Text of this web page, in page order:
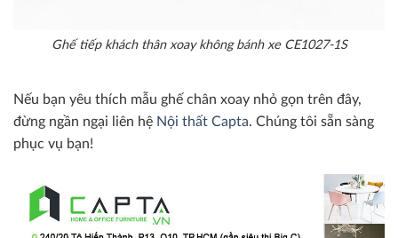
Ghế tiếp khách thân xoay không bánh xe CE1027-1S
Nếu bạn yêu thích mẫu ghế chân xoay nhỏ gọn trên đây,
đừng ngần ngại liên hệ Nội thất Capta. Chúng tôi sẵn sàng
phục vụ bạn!